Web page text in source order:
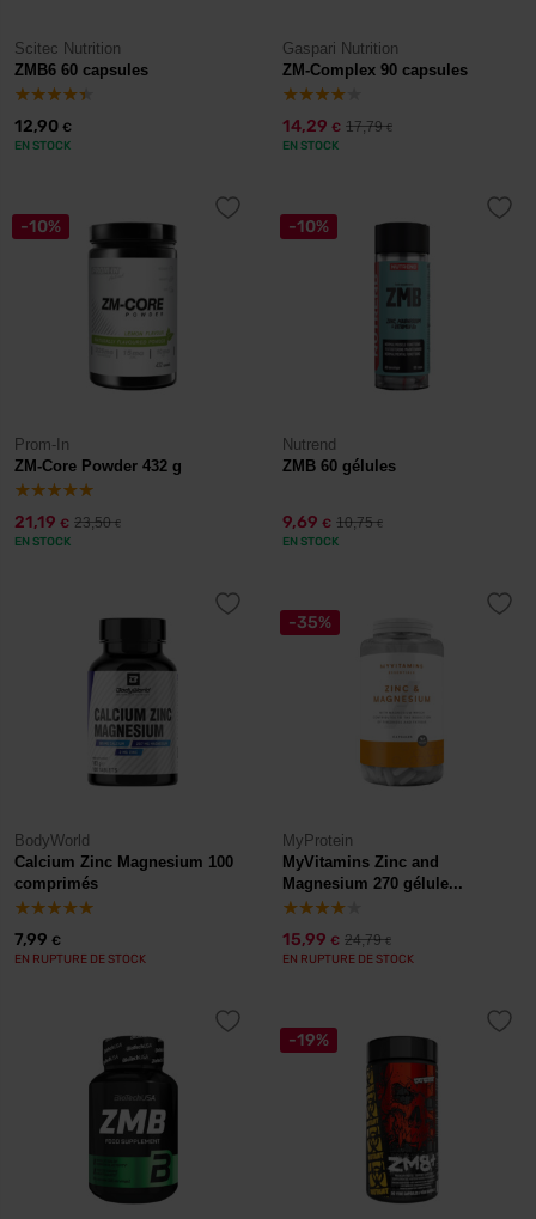
Scitec Nutrition
ZMB6 60 capsules
12,90 €
EN STOCK
Gaspari Nutrition
ZM-Complex 90 capsules
14,29 € 17,79€
EN STOCK
-10%
Prom-In
ZM-Core Powder 432 g
21,19 € 23,50€
EN STOCK
-10%
Nutrend
ZMB 60 gélules
9,69 € 10,75€
EN STOCK
BodyWorld
Calcium Zinc Magnesium 100
comprimés
7,99 €
EN RUPTURE DE STOCK
-35%
MyProtein
MyVitamins Zinc and
Magnesium 270 gélule...
15,99 € 24,79€
EN RUPTURE DE STOCK
-19%